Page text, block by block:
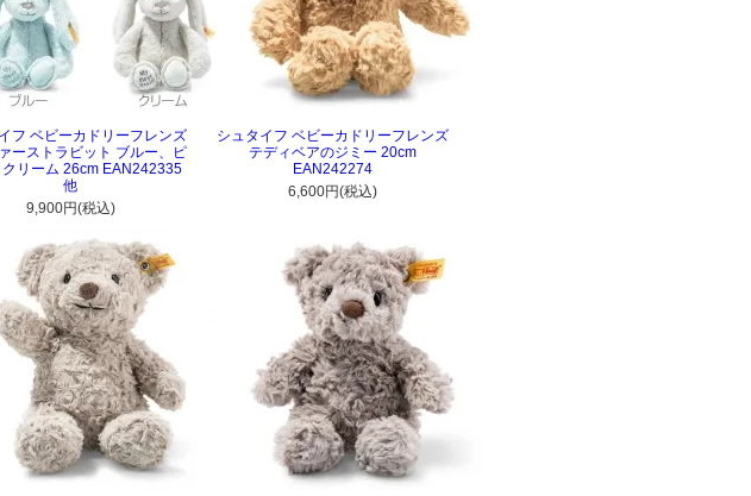
フ ベビーカドリーフレンズ
ーストラビット ブルー、ピ
クリーム 26cm EAN242335
他
9,900円(税込)
シュタイフ ベビーカドリーフレンズ
テディベアのジミー 20cm
EAN242274
6,600円(税込)